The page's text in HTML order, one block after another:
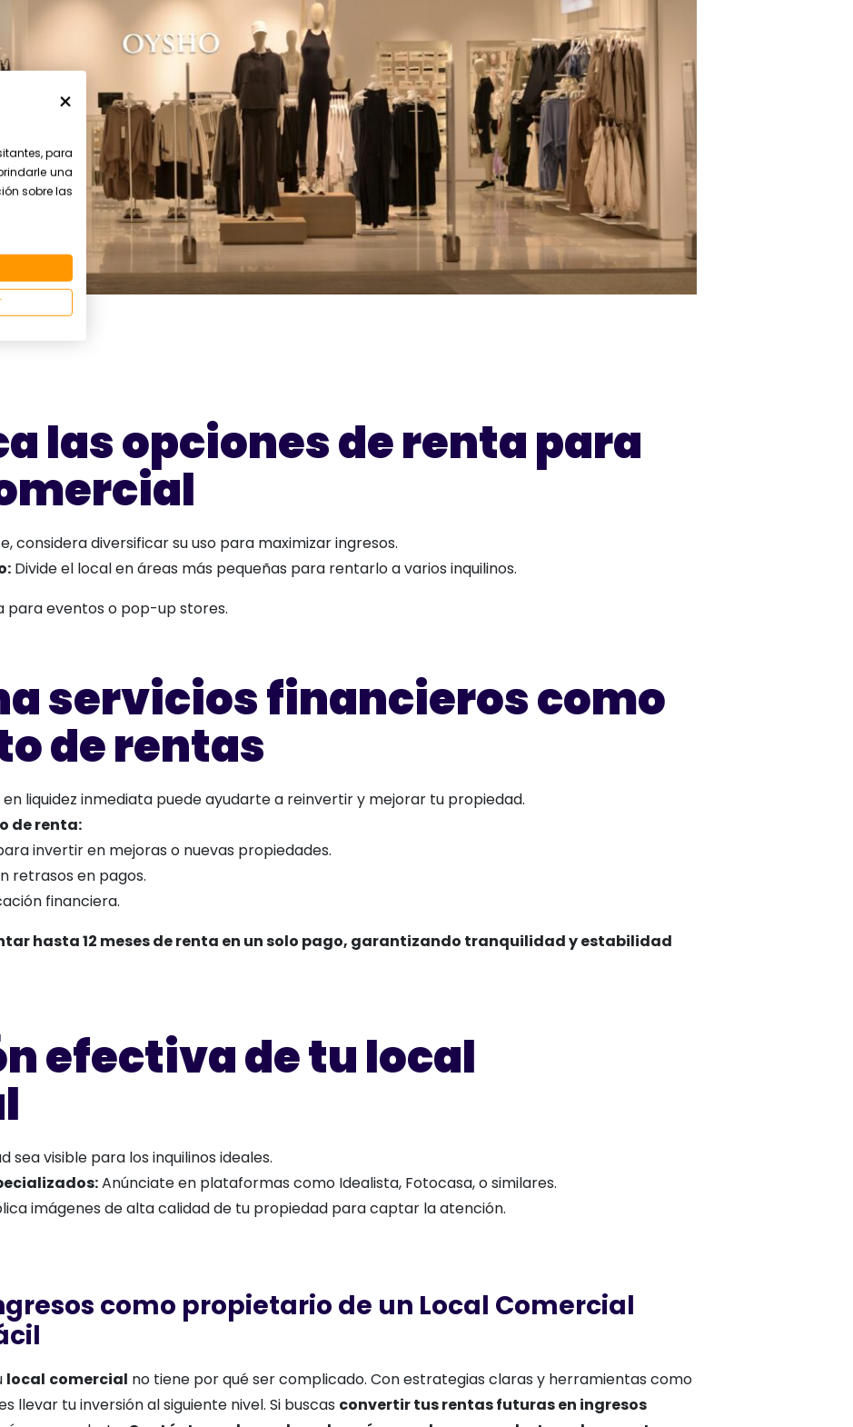
las opciones de renta para
considera diversificar su uso para maximizar ingresos.
Divide el local en áreas más pequeñas para rentarlo a varios inquilinos.
para eventos o pop-up stores.
servicios financieros como
de rentas
liquidez inmediata puede ayudarte a reinvertir y mejorar tu propiedad.
de renta:
invertir en mejoras o nuevas propiedades.
retrasos en pagos.
financiera.
hasta 12 meses de renta en un solo pago, garantizando tranquilidad y estabilidad
efectiva de tu local
sea visible para los inquilinos ideales.
Anúnciate en plataformas como Idealista, Fotocasa, o similares.
imágenes de alta calidad de tu propiedad para captar la atención.
como propietario de un Local Comercial
local comercial no tiene por qué ser complicado. Con estrategias claras y herramientas como
llevar tu inversión al siguiente nivel. Si buscas convertir tus rentas futuras en ingresos
para
una
sobre las